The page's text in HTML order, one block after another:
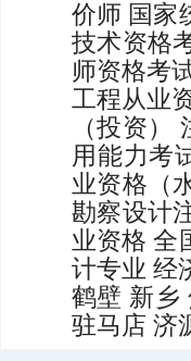
价师 国家
技术资格
师资格考
工程从业
（投资）
用能力考
业资格（
勘察设计
业资格 全
计专业 经
鹤壁 新乡
驻马店 济